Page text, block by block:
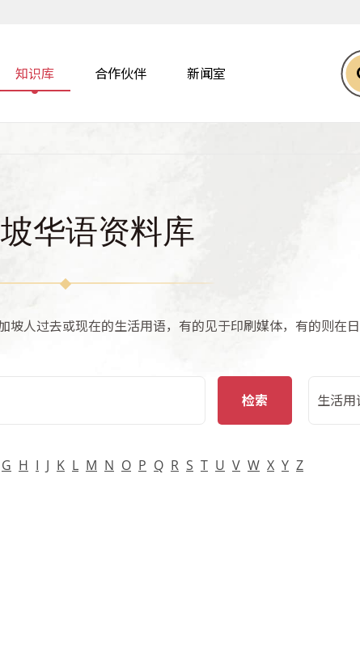
知识库 合作伙伴 新闻室
华语资料库
人过去或现在的生活用语，有的见于印刷媒体，有的则在日
检索
生活用
G H I J K L M N O P Q R S T U V W X Y Z